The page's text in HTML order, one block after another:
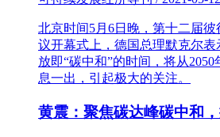
北京时间5月6日晚，第十二届
议开幕式上，德国总理默克尔
放即“碳中和”的时间，将从
息一出，引起极大的关注。
黄震：聚焦碳达峰碳中和